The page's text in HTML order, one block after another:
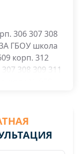
306 307 308
ГБОУ школа
корп. 312
308 309 311